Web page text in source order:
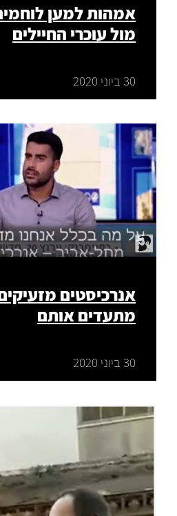
אמהות למען
מול עוכרי החיילים
30 ביוני 2020
אנרכיסטים
מתעדים אותם
30 ביוני 2020